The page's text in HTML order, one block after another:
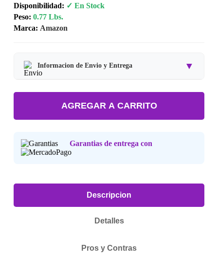
Disponibilidad: ✓ En Stock
Peso: 0.77 Lbs.
Marca: Amazon
Informacion de Envio y Entrega ▼
Tipo de producto:Producto Importado.
Tiempo de entrega:Estimado de 7 a 15 dias habiles.
Consulta nuestra Politica de Devoluciones.
AGREGAR A CARRITO
Garantias de entrega con
Descripcion
Detalles
Pros y Contras